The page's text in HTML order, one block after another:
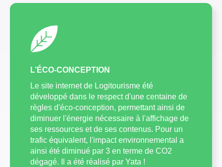
L’ÉCO-CONCEPTION
Le site internet de Logitourisme été
développé dans le respect d'une centaine de
règles d'éco-conception, permettant ainsi de
diminuer l'énergie nécessaire à l'affichage de
ses ressources et de ses contenus. Pour un
trafic équivalent, l'impact environnemental a
ainsi été diminué par 3 en terme de CO2
dégagé. Il a été réalisé par Yata !